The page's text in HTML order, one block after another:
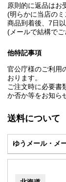
原則的に返品はお
(明らかに当店の
商品到着後、7日
(メールで結構で
他特記事項
官公庁様のご利用
おります。
ご注文時に必要書
か否か等をお知ら
送料について
ゆうメール・メ